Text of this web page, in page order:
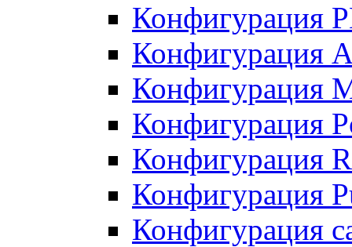
Конфигурация
Конфигурация
Конфигурация
Конфигурация
Конфигурация
Конфигурация
Конфигурация